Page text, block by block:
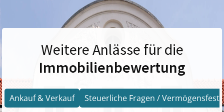
Weitere Anlässe für die
Immobilienbewertung
Ankauf & Verkauf Steuerliche Fragen /